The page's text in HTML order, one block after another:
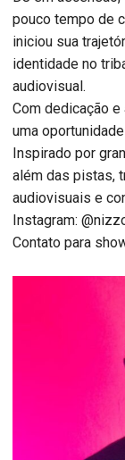
pouco tempo de
iniciou sua
identidade no
audiovisual.
Com dedicação
uma
Inspirado por
além das pistas,
audiovisuais e
Instagram:
Contato para